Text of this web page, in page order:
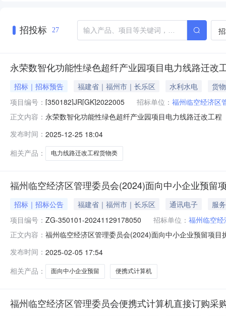
招投标 27
永荣数智化功能性绿色超纤产业园项目电力线路迁改
招标｜招标预告 福建省｜福州市｜长乐区 水利水电
货物
项目编号： [350182]JR[GK]2022005 招标单位： 福州临空经济区
正文内容： 永荣数智化功能性绿色超纤产业园项目电力线路迁改工
构：福建锦融项目管理有限公司；招标编号：
投标人如对
发布时间： 2025-12-25 18:04
相关产品：
电力线路迁改工程货物类
福州临空经济区管理委员会(2024)面向中小企业预留
招标｜招标公告 福建省｜福州市｜长乐区 通讯电子
服务
项目编号： ZG-350101-20241129178050 招标单位： 福州临空
正文内容： 福州临空经济区管理委员会(2024)面向中小企业预留项
号项目名称预留选项面向中小企业采购金额（万元）采
发布时间： 2025-02-05 17:54
相关产品：
面向中小企业预留 便携式计算机
福州临空经济区管理委员会便携式计算机直接订购采